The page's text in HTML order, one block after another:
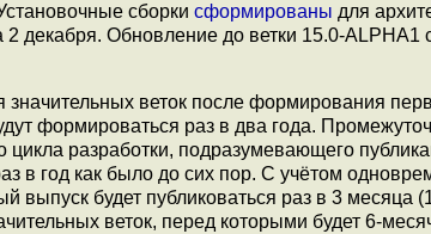
сборки сформированы для
декабря. Обновление до ветки 15.0-
веток после формирования
формироваться раз в два года.
цикла разработки, подразумевающего
в год как было до сих пор. C учётом
выпуск будет публиковаться раз в 3 месяца
веток, перед которыми будет 6-